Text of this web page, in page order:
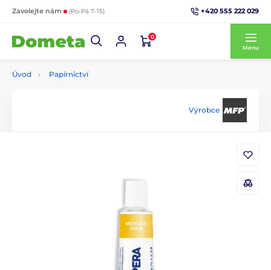
Zavolejte nám (Po-Pá 7-15) +420 555 222 029
0
Menu
Úvod Papírnictví
Výrobce